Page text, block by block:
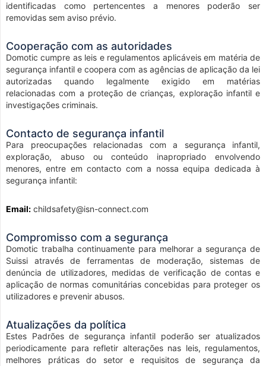
identificadas como pertencentes a menores poderão ser
removidas sem aviso prévio.
Cooperação com as autoridades
Domotic cumpre as leis e regulamentos aplicáveis em matéria de
segurança infantil e coopera com as agências de aplicação da lei
autorizadas quando legalmente exigido em matérias
relacionadas com a proteção de crianças, exploração infantil e
investigações criminais.
Contacto de segurança infantil
Para preocupações relacionadas com a segurança infantil,
exploração, abuso ou conteúdo inapropriado envolvendo
menores, entre em contacto com a nossa equipa dedicada à
segurança infantil:
Email: childsafety@isn-connect.com
Compromisso com a segurança
Domotic trabalha continuamente para melhorar a segurança de
Suissi através de ferramentas de moderação, sistemas de
denúncia de utilizadores, medidas de verificação de contas e
aplicação de normas comunitárias concebidas para proteger os
utilizadores e prevenir abusos.
Atualizações da política
Estes Padrões de segurança infantil poderão ser atualizados
periodicamente para refletir alterações nas leis, regulamentos,
melhores práticas do setor e requisitos de segurança da